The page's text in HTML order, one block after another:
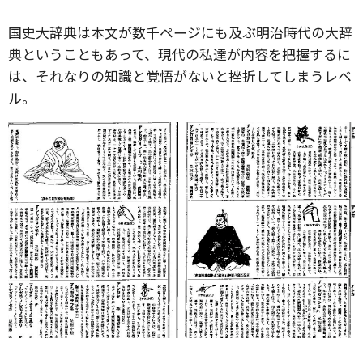
国史大辞典は本文が数千ページにも及ぶ明治時代の大辞
典ということもあって、現代の私達が内容を把握するに
は、それなりの知識と覚悟がないと挫折してしまうレベ
ル。